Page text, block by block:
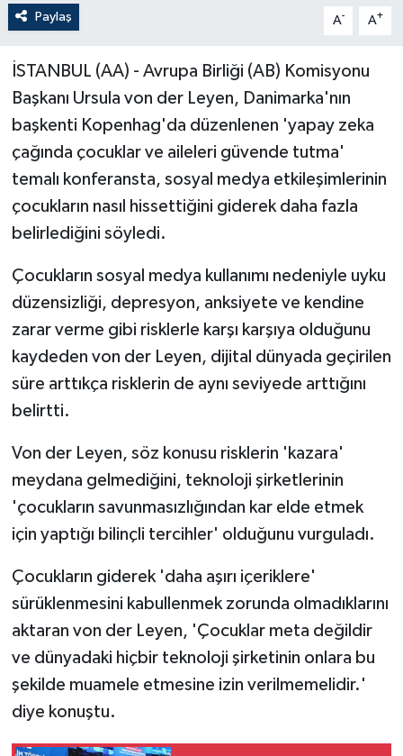
Paylaş A- A+
İSTANBUL (AA) - Avrupa Birliği (AB) Komisyonu
Başkanı Ursula von der Leyen, Danimarka'nın
başkenti Kopenhag'da düzenlenen 'yapay zeka
çağında çocuklar ve aileleri güvende tutma'
temalı konferansta, sosyal medya etkileşimlerinin
çocukların nasıl hissettiğini giderek daha fazla
belirlediğini söyledi.
Çocukların sosyal medya kullanımı nedeniyle uyku
düzensizliği, depresyon, anksiyete ve kendine
zarar verme gibi risklerle karşı karşıya olduğunu
kaydeden von der Leyen, dijital dünyada geçirilen
süre arttıkça risklerin de aynı seviyede arttığını
belirtti.
Von der Leyen, söz konusu risklerin 'kazara'
meydana gelmediğini, teknoloji şirketlerinin
'çocukların savunmasızlığından kar elde etmek
için yaptığı bilinçli tercihler' olduğunu vurguladı.
Çocukların giderek 'daha aşırı içeriklere'
sürüklenmesini kabullenmek zorunda olmadıklarını
aktaran von der Leyen, 'Çocuklar meta değildir
ve dünyadaki hiçbir teknoloji şirketinin onlara bu
şekilde muamele etmesine izin verilmemelidir.'
diye konuştu.